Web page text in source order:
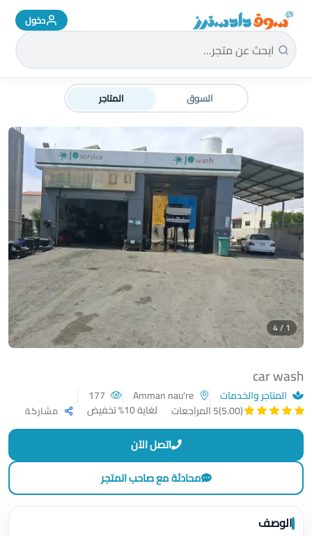
سوق دادسترز الرئيسية دخول
السوق المتاجر
car wash
المتاجر والخدمات
(5.00)
5 المراجعات لغاية 10% تخفيض مشاركة
1 / 4
اتصل الآن
محادثة مع صاحب المتجر
الوصف